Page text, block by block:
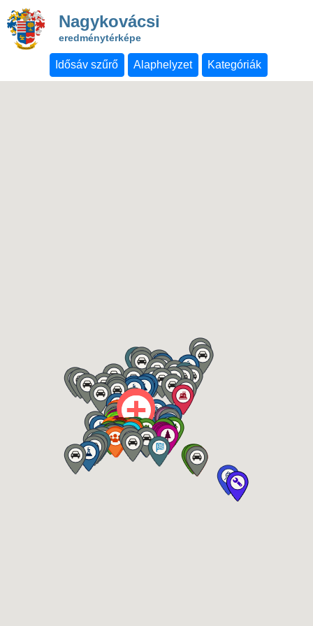
Nagykovácsi
eredménytérképe
Kategóriák
Alaphelyzet
Idősáv szűrő